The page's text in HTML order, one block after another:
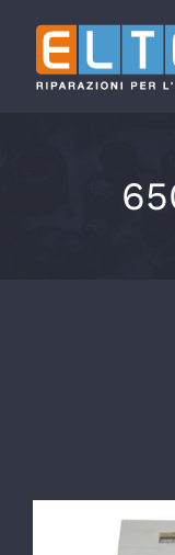
contenuto